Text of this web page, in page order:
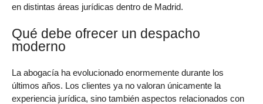
en distintas áreas jurídicas dentro de Madrid.
Qué debe ofrecer un despacho
moderno
La abogacía ha evolucionado enormemente durante los
últimos años. Los clientes ya no valoran únicamente la
experiencia jurídica, sino también aspectos relacionados con